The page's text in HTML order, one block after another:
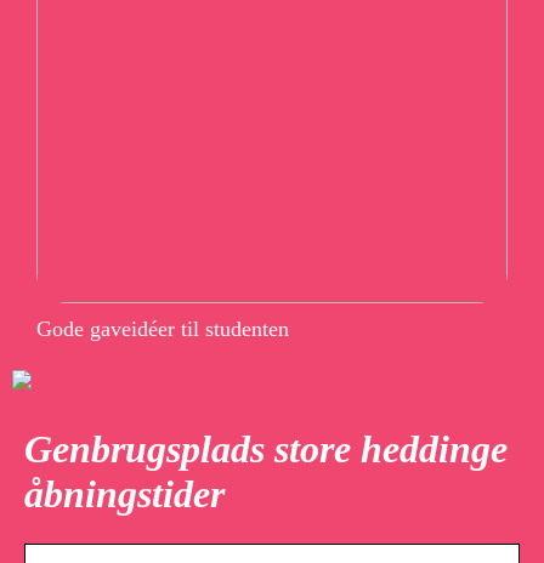
Gode gaveidéer til studenten
Genbrugsplads store heddinge
åbningstider